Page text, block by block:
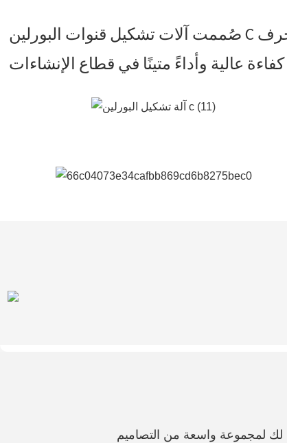
صُممت آلات تشكيل قنوات البورلين C للإنشاءات لإنتاج أعمدة بورلين عالية الجودة على شكل حرف C تُستخدم في الهياكل الفولاذية. تتميز
لمجموعة واسعة من التصاميم